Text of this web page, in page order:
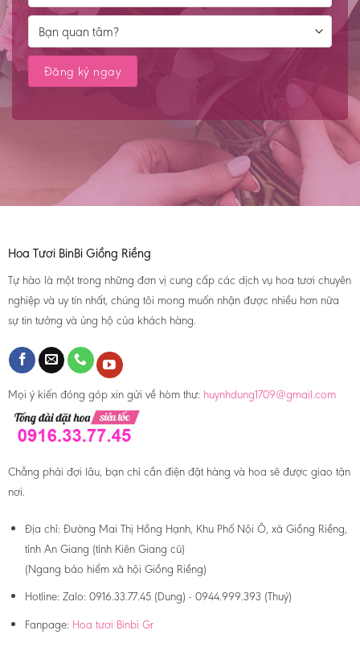
Hoa Tươi BinBi Giồng Riềng
Tự hào là một trong những đơn vị cung cấp các dịch vụ hoa tươi chuyên
nghiệp và uy tín nhất, chúng tôi mong muốn nhận được nhiều hơn nữa
sự tin tưởng và ủng hộ của khách hàng.
Mọi ý kiến đóng góp xin gửi về hòm thư: huynhdung1709@gmail.com
Chẳng phải đợi lâu, bạn chỉ cần điện đặt hàng và hoa sẽ được giao tận
nơi.
Địa chỉ: Đường Mai Thị Hồng Hạnh, Khu Phố Nội Ô, xã Giồng Riềng,
tỉnh An Giang (tỉnh Kiên Giang cũ)
(Ngang bảo hiểm xã hội Giồng Riềng)
Hotline: Zalo: 0916.33.77.45 (Dung) - 0944.999.393 (Thuý)
Fanpage: Hoa tươi Binbi Gr